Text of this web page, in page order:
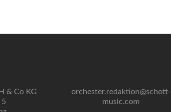
& Co KG
orchester.redaktion@schott-
music.com